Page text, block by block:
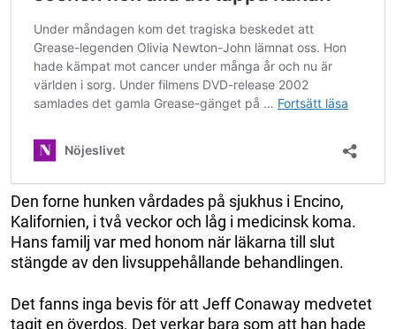
Den forne hunken vårdades på sjukhus i Encino,
Kalifornien, i två veckor och låg i medicinsk koma.
Hans familj var med honom när läkarna till slut
stängde av den livsuppehållande behandlingen.
Det fanns inga bevis för att Jeff Conaway medvetet
tagit en överdos. Det verkar bara som att han hade